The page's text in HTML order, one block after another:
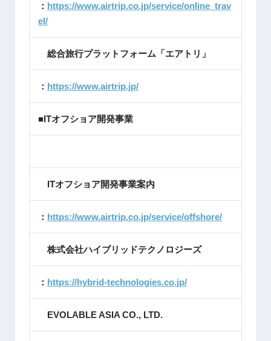
： https://www.airtrip.co.jp/service/online_trav
el/
総合旅行プラットフォーム「エアトリ」
： https://www.airtrip.jp/
■ITオフショア開発事業
ITオフショア開発事業案内
： https://www.airtrip.co.jp/service/offshore/
株式会社ハイブリッドテクノロジーズ
： https://hybrid-technologies.co.jp/
EVOLABLE ASIA CO., LTD.